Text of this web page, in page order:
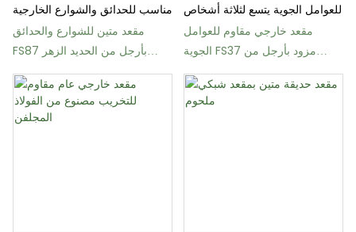
مناسب للحدائق والشوارع الخارجية
مقعد متين للشوارع والحدائق
FS87 بأرجل من الحديد الزهر
وإطار فولاذي
للعوامل الجوية يتسع لثلاثة أشخاص
مقعد خارجي مقاوم للعوامل
الجوية FS37 مزود بأرجل من
الحديد الزهر تتحمل وزن 60 كجم